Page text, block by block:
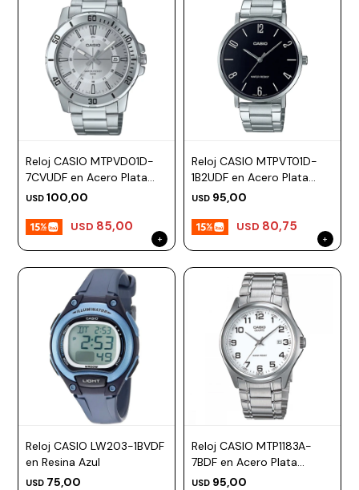
Reloj CASIO MTPVD01D-
7CVUDF en Acero Plata
Esfera 45mm
USD 100,00
USD 85,00
Reloj CASIO MTPVT01D-
1B2UDF en Acero Plata
Esfera 46mm
USD 95,00
USD 80,75
Reloj CASIO LW203-1BVDF
en Resina Azul
USD 75,00
Reloj CASIO MTP1183A-
7BDF en Acero Plata
Esfera 38mm
USD 95,00